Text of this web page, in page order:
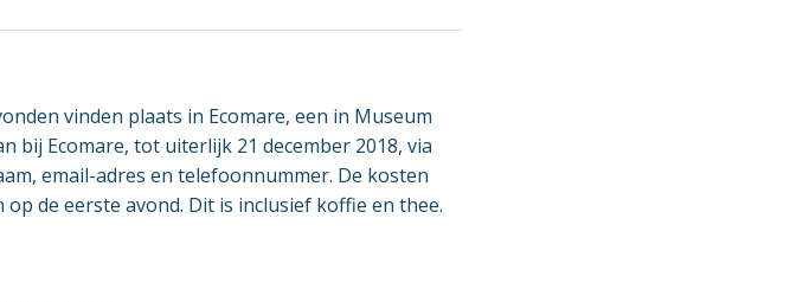
vinden plaats in Ecomare, een in Museum
bij Ecomare, tot uiterlijk 21 december 2018, via
email-adres en telefoonnummer. De kosten
de eerste avond. Dit is inclusief koffie en thee.